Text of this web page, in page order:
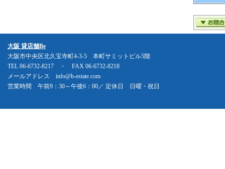
大阪 貸店舗Be
大阪市中央区北久宝寺町4-3-5 本町サミットビル5階
TEL 06-6732-8217 ・ FAX 06-6732-8218
メールアドレス info@b-estate.com
営業時間 午前9：30～午後6：00／ 定休日 日曜・祝日